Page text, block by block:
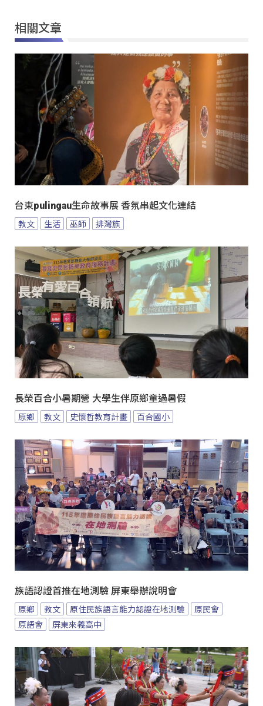
相關文章
台東pulingau生命故事展 香氛串起文化連結
教文 生活 巫師 排灣族
長榮百合小暑期營 大學生伴原鄉童過暑假
原鄉 教文 史懷哲教育計畫 百合國小
族語認證首推在地測驗 屏東舉辦說明會
原鄉 教文 原住民族語言能力認證在地測驗
原民會
原語會
屏東來義高中